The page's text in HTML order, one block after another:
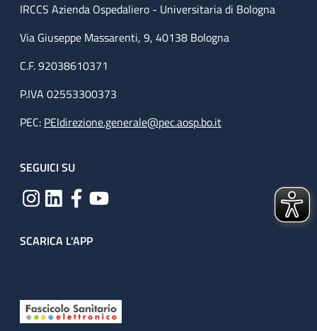
IRCCS Azienda Ospedaliero - Universitaria di Bologna
Via Giuseppe Massarenti, 9, 40138 Bologna
C.F. 92038610371
P.IVA 02553300373
PEC: PEIdirezione.generale@pec.aosp.bo.it
SEGUICI SU
SCARICA L'APP